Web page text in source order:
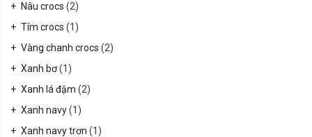
Nâu crocs (2)
Tím crocs (1)
Vàng chanh crocs (2)
Xanh bơ(1)
Xanh lá đậm (2)
Xanh navy(1)
Xanh navy trơn (1)